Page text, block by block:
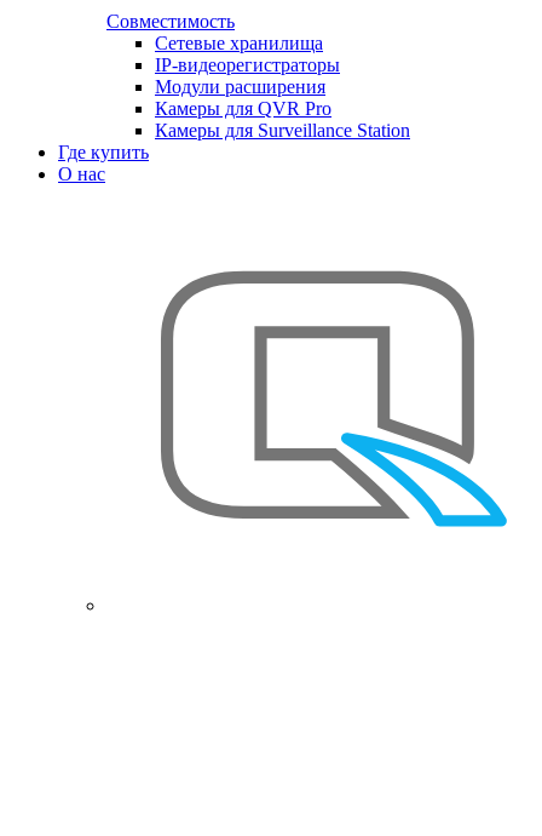
Совместимость
Сетевые хранилища
IP-видеорегистраторы
Модули расширения
Камеры для QVR Pro
Камеры для Surveillance Station
Где купить
О нас